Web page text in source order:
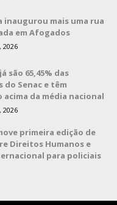
inaugurou mais uma rua
em Afogados
2026
são 65,45% das
do Senac e têm
acima da média nacional
2026
primeira edição de
Direitos Humanos e
para policiais